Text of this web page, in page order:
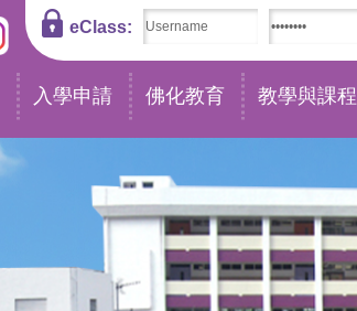
eClass:
入學申請 佛化教育 教學與課程